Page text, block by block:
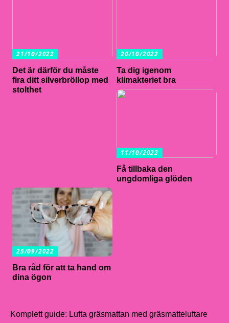
21/10/2022
Det är därför du måste
fira ditt silverbröllop med
stolthet
20/10/2022
Ta dig igenom
klimakteriet bra
11/10/2022
Få tillbaka den
ungdomliga glöden
25/09/2022
Bra råd för att ta hand om
dina ögon
Komplett guide: Lufta gräsmattan med gräsmatteluftare